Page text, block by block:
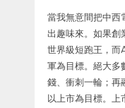
當我無意間把中西
出趣味來。如果創
世界級短跑王，
軍為目標。絕大多
錢、衝刺一輪；再
以上市為目標。上